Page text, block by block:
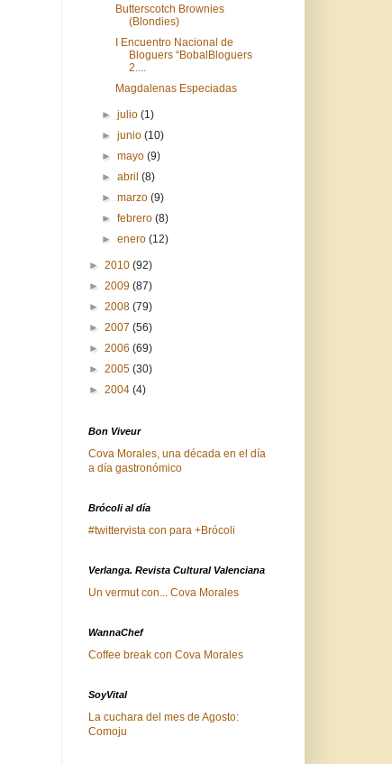
Butterscotch Brownies
(Blondies)
I Encuentro Nacional de
Bloguers “BobalBloguers
2....
Magdalenas Especiadas
►julio(1)
►junio(10)
►mayo(9)
►abril(8)
►marzo(9)
►febrero(8)
►enero(12)
► 2010 (92)
► 2009 (87)
► 2008 (79)
► 2007 (56)
► 2006 (69)
► 2005 (30)
► 2004 (4)
Bon Viveur
Cova Morales, una década en el día
a día gastronómico
Brócoli al día
#twittervista con para +Brócoli
Verlanga. Revista Cultural Valenciana
Un vermut con... Cova Morales
WannaChef
Coffee break con Cova Morales
SoyVital
La cuchara del mes de Agosto:
Comoju